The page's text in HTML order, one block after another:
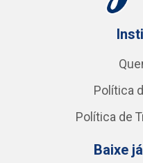
Política
Política de
Baixe